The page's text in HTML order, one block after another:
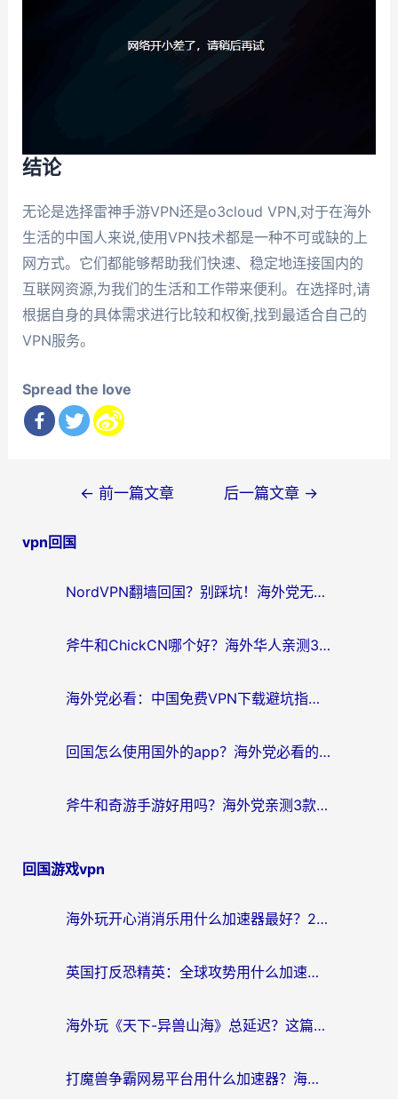
结论
无论是选择雷神手游VPN还是o3cloud VPN,对于在海外
生活的中国人来说,使用VPN技术都是一种不可或缺的上
网方式。它们都能够帮助我们快速、稳定地连接国内的
互联网资源,为我们的生活和工作带来便利。在选择时,请
根据自身的具体需求进行比较和权衡,找到最适合自己的
VPN服务。
Spread the love
导
← 前一篇文章 后一篇文章 →
vpn回国
NordVPN翻墙回国？别踩坑！海外党无缝访问国内资源的真实指南
斧牛和ChickCN哪个好？海外华人亲测3款回国加速器+免费试用攻略
海外党必看：中国免费VPN下载避坑指南 + 无缝访问国内资源的终极方案
回国怎么使用国外的app？海外党必看的无缝访问国内资源全攻略
斧牛和奇游手游好用吗？海外党亲测3款回国加速器，选对才能无缝刷国内资源
回国游戏vpn
海外玩开心消消乐用什么加速器最好？2026真实体验指南，告别延迟卡顿
英国打反恐精英：全球攻势用什么加速器？2026年实测有效的国服游戏加速指南
海外玩《天下-异兽山海》总延迟？这篇延迟加速器指南帮你告别卡顿（附日本玩Sky光·遇最高警戒解决方案）
打魔兽争霸网易平台用什么加速器？海外党亲测有效的国服游戏加速指南